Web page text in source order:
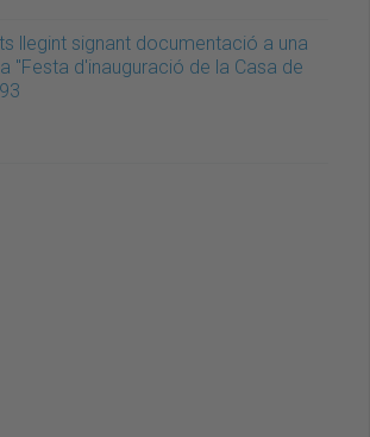
llegint signant documentació a una
"Festa d'inauguració de la Casa de